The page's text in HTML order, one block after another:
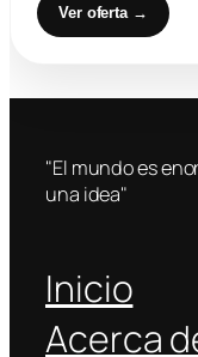
Ver oferta →
"El mundo es
una idea"
Inicio
Acerca